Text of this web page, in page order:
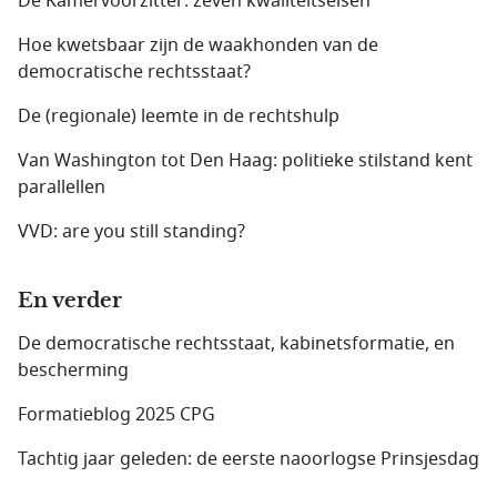
Hoe kwetsbaar zijn de waakhonden van de
democratische rechtsstaat?
De (regionale) leemte in de rechtshulp
Van Washington tot Den Haag: politieke stilstand kent
parallellen
VVD: are you still standing?
En verder
De democratische rechtsstaat, kabinetsformatie, en
bescherming
Formatieblog 2025 CPG
Tachtig jaar geleden: de eerste naoorlogse Prinsjesdag